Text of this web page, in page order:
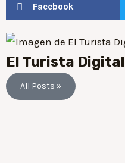
Facebook
El Turista Digital
All Posts »